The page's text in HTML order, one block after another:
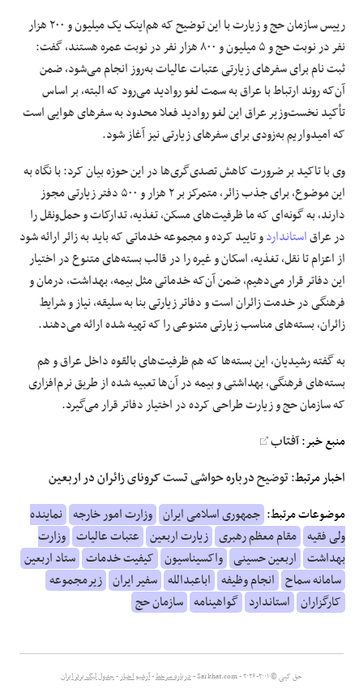
رییس سازمان حج و زیارت با این توضیح که هم‌اینک یک میلیون و ۲۰۰ هزار
نفر در نوبت حج و ۵ میلیون و ۸۰۰ هزار نفر در نوبت عمره هستند، گفت:
ثبت نام برای سفرهای زیارتی عتبات عالیات به‌روز انجام می‌شود، ضمن
آن‌که روند ارتباط با عراق به سمت لغو روادید می‌رود که البته، بر اساس
تأکید نخست‌وزیر عراق این لغو روادید فعلا محدود به سفرهای هوایی است
که امیدواریم به‌زودی برای سفرهای زیارتی نیز آغاز شود.
وی با تاکید بر ضرورت کاهش تصدی‌گری‌ها در این حوزه بیان کرد: با نگاه به
این موضوع، برای جذب زائر، متمرکز بر ۲ هزار و ۵۰۰ دفتر زیارتی مجوز
دارند، به گونه‌ای که ما ظرفیت‌های مسکن، تغذیه، تدارکات و حمل‌ونقل را
در عراقاستانداردو تایید کرده و مجموعه خدماتی که باید به زائر ارائه شود
از اعزام تا نقل، تغذیه، اسکان و غیره را در قالب بسته‌های متنوع در اختیار
این دفاتر قرار می‌دهیم، ضمن آن‌که خدماتی مثل بیمه، بهداشت، درمان و
فرهنگی در خدمت زائران است و دفاتر زیارتی بنا به سلیقه، نیاز و شرایط
زائران، بسته‌های مناسب زیارتی متنوعی را که تهیه شده ارائه می‌دهند.
به گفته رشیدیان، این بسته‌ها که هم ظرفیت‌های بالقوه داخل عراق و هم
بسته‌های فرهنگی، بهداشتی و بیمه در آن‌ها تعبیه شده از طریق نرم‌افزاری
که سازمان حج و زیارت طراحی کرده در اختیار دفاتر قرار می‌گیرد.
منبع خبر:آفتاب
اخبار مرتبط:توضیح درباره حواشی تست کرونای زائران در اربعین
موضوعات مرتبط: جمهوری اسلامی ایران وزارت امور خارجه نماینده
ولی فقیه مقام معظم رهبری زیارت اربعین عتبات عالیات وزارت
بهداشت اربعین حسینی واکسیناسیون کیفیت خدمات ستاد اربعین
سامانه سماح انجام وظیفه اباعبدالله سفیر ایران زیرمجموعه
کارگزاران استاندارد گواهینامه سازمان حج
حق کپی © ۲۰۰۱-۲۰۲۶ - Sarkhat.com - درباره سرخط-آرشیو اخبار-جدول لیگ برتر ایران